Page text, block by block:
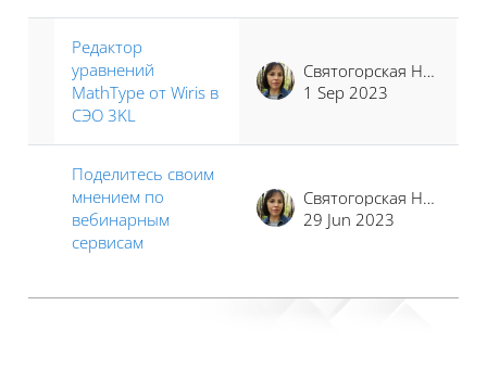
Редактор
уравнений
MathType от Wiris в
СЭО 3KL
Святогорская Наталья Владимировна
1 Sep 2023
Поделитесь своим
мнением по
вебинарным
сервисам
Святогорская Наталья Владимировна
29 Jun 2023